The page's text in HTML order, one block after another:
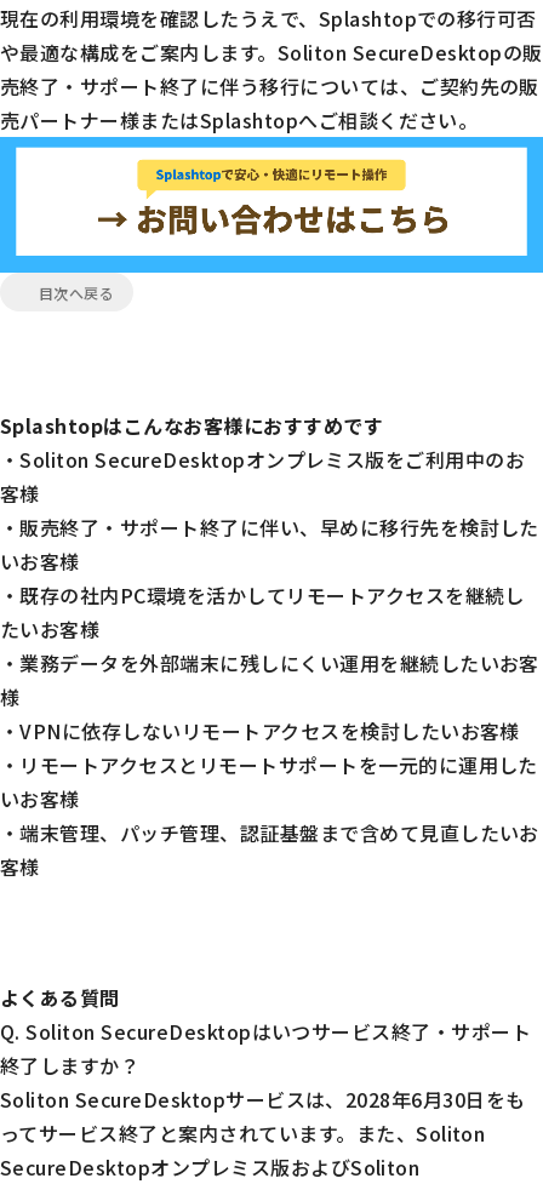
現在の利用環境を確認したうえで、Splashtopでの移行可否
や最適な構成をご案内します。Soliton SecureDesktopの販
売終了・サポート終了に伴う移行については、ご契約先の販
売パートナー様またはSplashtopへご相談ください。
目次へ戻る
Splashtopはこんなお客様におすすめです
・Soliton SecureDesktopオンプレミス版をご利用中のお
客様
・販売終了・サポート終了に伴い、早めに移行先を検討した
いお客様
・既存の社内PC環境を活かしてリモートアクセスを継続し
たいお客様
・業務データを外部端末に残しにくい運用を継続したいお客
様
・VPNに依存しないリモートアクセスを検討したいお客様
・リモートアクセスとリモートサポートを一元的に運用した
いお客様
・端末管理、パッチ管理、認証基盤まで含めて見直したいお
客様
よくある質問
Q. Soliton SecureDesktopはいつサービス終了・サポート
終了しますか？
Soliton SecureDesktopサービスは、2028年6月30日をも
ってサービス終了と案内されています。また、Soliton
SecureDesktopオンプレミス版およびSoliton